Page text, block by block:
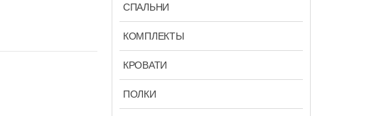
СПАЛЬНИ
КОМПЛЕКТЫ
КРОВАТИ
ПОЛКИ